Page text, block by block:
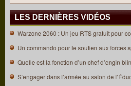
LES DERNIÈRES VIDÉOS
Warzone 2060 : Un jeu RTS gratuit pour
Un commando pour le soutien aux forces
Quelle est la fonction d’un chef d’engin
S’engager dans l’armée au salon de